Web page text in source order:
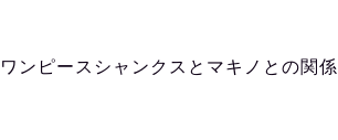
ワンピースシャンクスとマキノとの関係